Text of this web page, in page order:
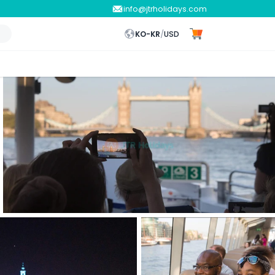
info@jtrholidays.com
KO-KR/USD